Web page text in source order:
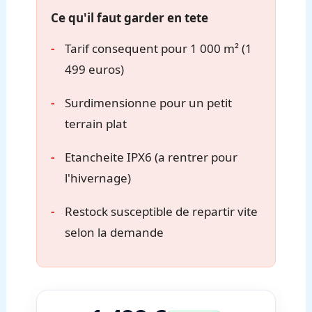
Ce qu'il faut garder en tete
Tarif consequent pour 1 000 m² (1
499 euros)
Surdimensionne pour un petit
terrain plat
Etancheite IPX6 (a rentrer pour
l'hivernage)
Restock susceptible de repartir vite
selon la demande